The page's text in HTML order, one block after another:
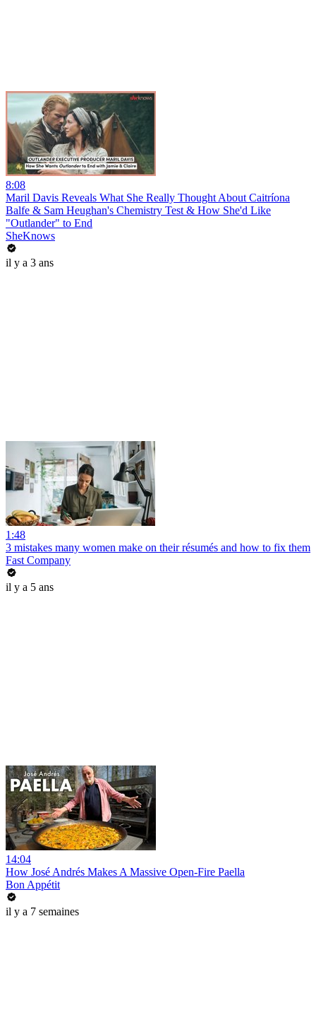
8:08
Maril Davis Reveals What She Really Thought About Caitríona
Balfe & Sam Heughan's Chemistry Test & How She'd Like
"Outlander" to End
SheKnows
il y a 3 ans
1:48
3 mistakes many women make on their résumés and how to fix them
Fast Company
il y a 5 ans
14:04
How José Andrés Makes A Massive Open-Fire Paella
Bon Appétit
il y a 7 semaines